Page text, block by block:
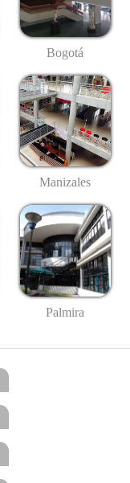
Bogotá
Manizales
Palmira